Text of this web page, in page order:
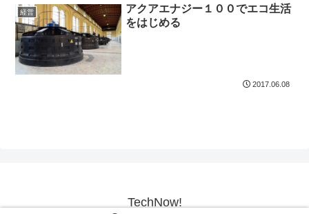
経営
アクアエナジー１００でエコ生活
をはじめる
2017.06.08
TechNow!